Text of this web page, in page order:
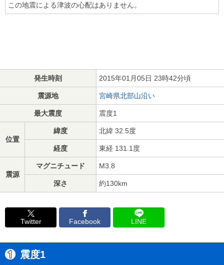
この地震による津波の心配はありません。
発生時刻 2015年01月05日 23時42分頃
震源地 宮崎県北部山沿い
最大震度 震度1
位置
緯度 北緯 32.5度
経度 東経 131.1度
震源
マグニチュード M3.8
深さ 約130km
Twitter Facebook LINE
震度1